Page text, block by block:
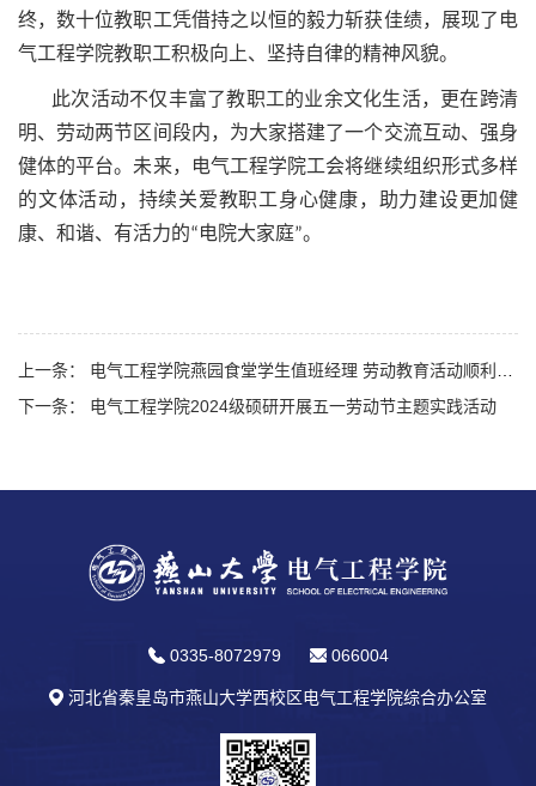
终，数十位教职工凭借持之以恒的毅力斩获佳绩，展现了电
气工程学院教职工积极向上、坚持自律的精神风貌。
此次活动不仅丰富了教职工的业余文化生活，更在跨清
明、劳动两节区间段内，为大家搭建了一个交流互动、强身
健体的平台。未来，电气工程学院工会将继续组织形式多样
的文体活动，持续关爱教职工身心健康，助力建设更加健
康、和谐、有活力的“电院大家庭”。
上一条： 电气工程学院燕园食堂学生值班经理 劳动教育活动顺利启动
下一条： 电气工程学院2024级硕研开展五一劳动节主题实践活动
0335-8072979 066004
河北省秦皇岛市燕山大学西校区电气工程学院综合办公室